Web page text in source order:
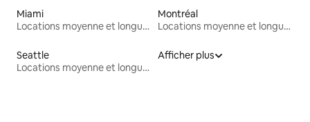
Miami
Locations moyenne et longue durée
Montréal
Locations moyenne et longue durée
Seattle
Locations moyenne et longue durée
Afficher plus